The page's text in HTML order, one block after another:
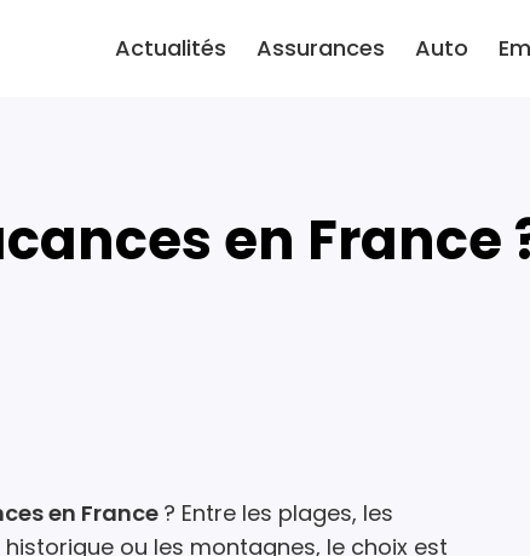
Actualités Assurances Auto
en France
en France ? Entre les plages, les
ou les montagnes, le choix est